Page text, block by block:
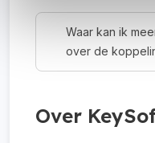
Waar kan ik
over de
Over